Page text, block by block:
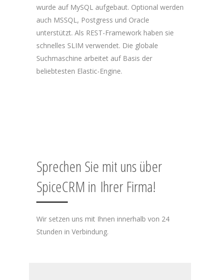
wurde auf MySQL aufgebaut. Optional werden
auch MSSQL, Postgress und Oracle
unterstützt. Als REST-Framework haben sie
schnelles SLIM verwendet. Die globale
Suchmaschine arbeitet auf Basis der
beliebtesten Elastic-Engine.
Sprechen Sie mit uns über
SpiceCRM in Ihrer Firma!
Wir setzen uns mit Ihnen innerhalb von 24
Stunden in Verbindung.